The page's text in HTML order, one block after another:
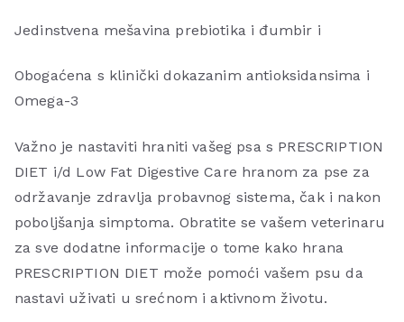
Jedinstvena mešavina prebiotika i đumbir i
Obogaćena s klinički dokazanim antioksidansima i
Omega-3
Važno je nastaviti hraniti vašeg psa s PRESCRIPTION
DIET i/d Low Fat Digestive Care hranom za pse za
održavanje zdravlja probavnog sistema, čak i nakon
poboljšanja simptoma. Obratite se vašem veterinaru
za sve dodatne informacije o tome kako hrana
PRESCRIPTION DIET može pomoći vašem psu da
nastavi uživati u srećnom i aktivnom životu.